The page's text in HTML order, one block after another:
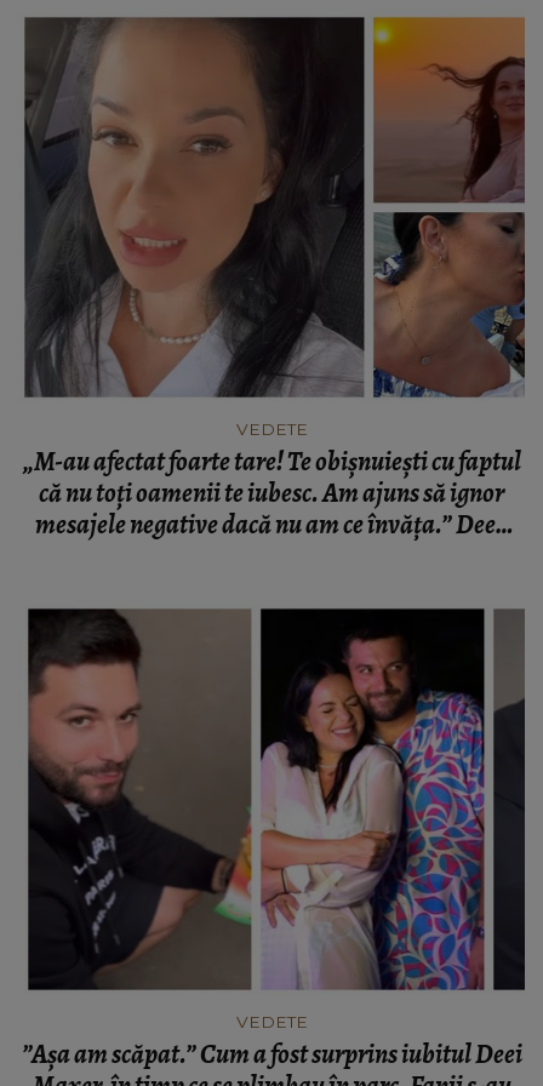
VEDETE
„M-au afectat foarte tare! Te obișnuiești cu faptul
că nu toți oamenii te iubesc. Am ajuns să ignor
mesajele negative dacă nu am ce învăța.” Deea
VEDETE
”Așa am scăpat.” Cum a fost surprins iubitul Deei